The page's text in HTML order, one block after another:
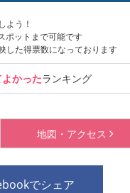
よう！
ポットまで可能です
した得票数になっております
かったランキング
地図・ アクセス
でシェア